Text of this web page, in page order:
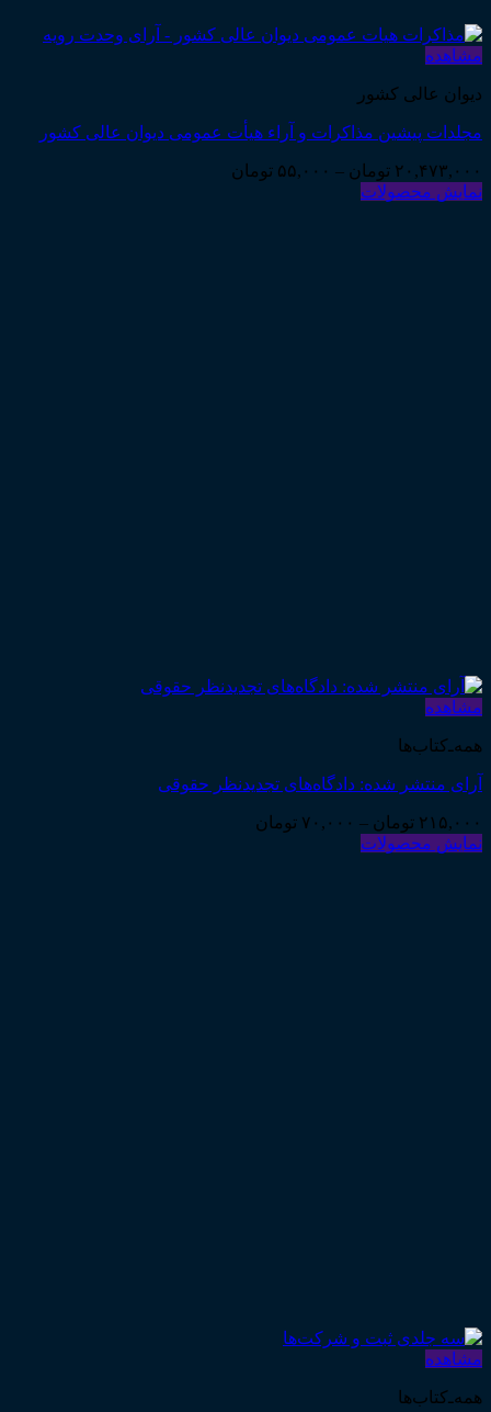
مشاهده
دیوان عالی کشور
مجلدات پیشین مذاکرات و آراء هیأت عمومی دیوان عالی کشور
۲۰,۴۷۳,۰۰۰ تومان – ۵۵,۰۰۰ تومان
نمایش محصولات
مشاهده
همه‌ـ‌کتاب‌ها
آرای منتشر شده: دادگاه‌های تجدیدنظر حقوقی
۲۱۵,۰۰۰ تومان – ۷۰,۰۰۰ تومان
نمایش محصولات
مشاهده
همه‌ـ‌کتاب‌ها